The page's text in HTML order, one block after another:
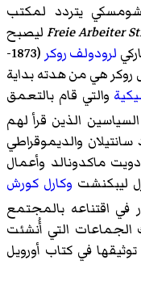
يتردد لمكتب
Freie Arbeiterليصبح
لرودولف روكر
(1873-
روكر هي من هدته بداية
والتي قام بالتعمق
الذين قرأ لهم
والديموقراطي
ماكدونالد وأعمال
ليبكنشت وكارل كورش
في اقتناعه بالمجتمع
الجماعات التي أُنشئت
في كتاب أورويل